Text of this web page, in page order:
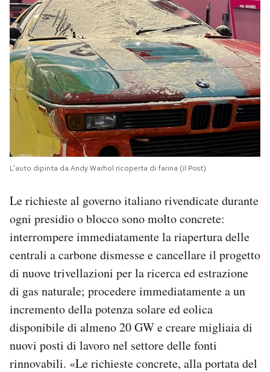
L’auto dipinta da Andy Warhol ricoperta di farina (il Post)
Le richieste al governo italiano rivendicate durante
ogni presidio o blocco sono molto concrete:
interrompere immediatamente la riapertura delle
centrali a carbone dismesse e cancellare il progetto
di nuove trivellazioni per la ricerca ed estrazione
di gas naturale; procedere immediatamente a un
incremento della potenza solare ed eolica
disponibile di almeno 20 GW e creare migliaia di
nuovi posti di lavoro nel settore delle fonti
rinnovabili. «Le richieste concrete, alla portata del